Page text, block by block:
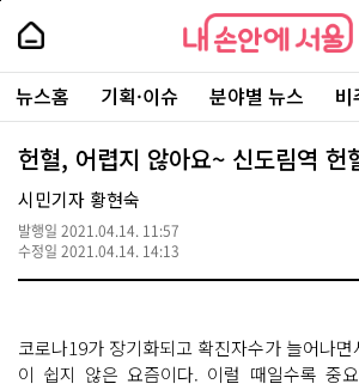
본
로
가
내
손
안
에
서
울
-
서
울
시
대
표
소
털
내
손
에
울
주
요
서
뉴스홈 기획·이슈 분야별 뉴스 비
헌혈, 어렵지 않아요~ 신도림역 헌
시민기자 황현숙
발행일 2021.04.14. 11:57
수정일 2021.04.14. 14:13
코로나19가 장기화되고 확진자수가 늘어나
이 쉽지 않은 요즘이다. 이럴 때일수록 중
페
상
단
로